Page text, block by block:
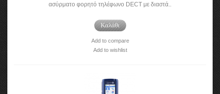
ασύρματο φορητό τηλέφωνο DECT με διαστά..
Καλάθι
Add to compare
Add to wishlist